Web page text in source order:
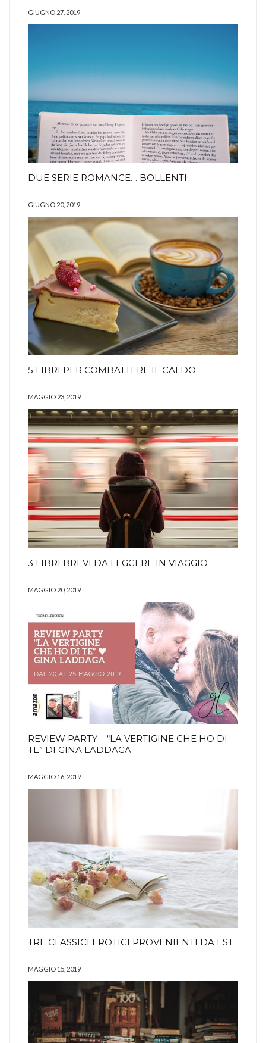
GIUGNO 27, 2019
DUE SERIE ROMANCE… BOLLENTI
GIUGNO 20, 2019
5 LIBRI PER COMBATTERE IL CALDO
MAGGIO 23, 2019
3 LIBRI BREVI DA LEGGERE IN VIAGGIO
MAGGIO 20, 2019
REVIEW PARTY – “LA VERTIGINE CHE HO DI
TE” DI GINA LADDAGA
MAGGIO 16, 2019
TRE CLASSICI EROTICI PROVENIENTI DA EST
MAGGIO 15, 2019